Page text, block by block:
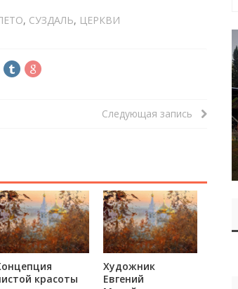
, СУЗДАЛЬ, ЦЕРКВИ
Следующая запись
красоты
Художник
Евгений